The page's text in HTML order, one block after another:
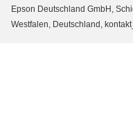
Epson Deutschland GmbH,
Westfalen, Deutschland,